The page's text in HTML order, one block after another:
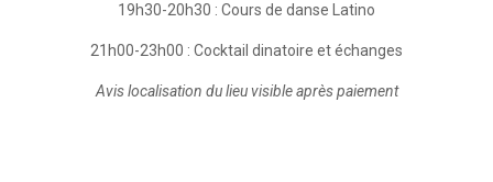
19h30-20h30 : Cours de danse Latino
21h00-23h00 : Cocktail dinatoire et échanges
Avis localisation du lieu visible après paiement